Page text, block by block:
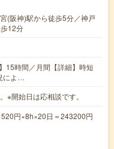
(阪神)駅から徒歩5分／神戸
12分
15時間／月間【詳細】時短
によ…
※開始日は応相談です。
円×8h×20日＝243200円